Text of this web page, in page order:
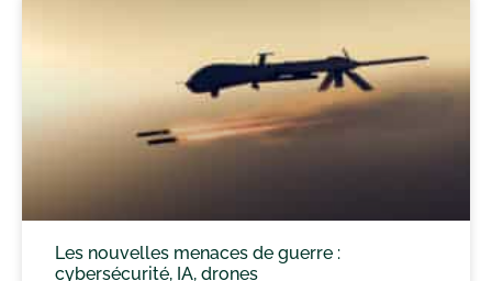
Les nouvelles menaces de guerre :
cybersécurité, IA, drones